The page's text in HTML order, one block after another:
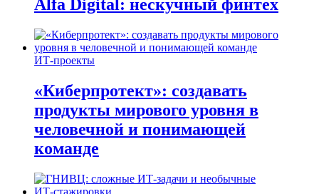
Alfa Digital: нескучный финтех
ИТ-проекты
«Киберпротект»: создавать
продукты мирового уровня в
человечной и понимающей
команде